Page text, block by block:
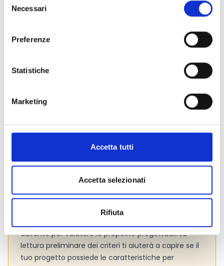
delNecessari
Preferenze
Statistiche
Marketing
Accetta tutti
Accetta selezionati
Rifiuta
Particolare attenzione sarà dedicata a progetti
congiunti tra scuole e/o il reperimento, almeno in
progetto da parte dei singoli istituti scolastici o Centri
Pagina web per formulari e documenti
Si consiglia di consultare regolarmente il sito web
ufficiale del bando per gli aggiornamenti e le
Consigli degli esperti
dall’Ente per valutare le proposte progettuali. La
lettura preliminare dei criteri ti aiuterà a capire se il
tuo progetto possiede le caratteristiche per